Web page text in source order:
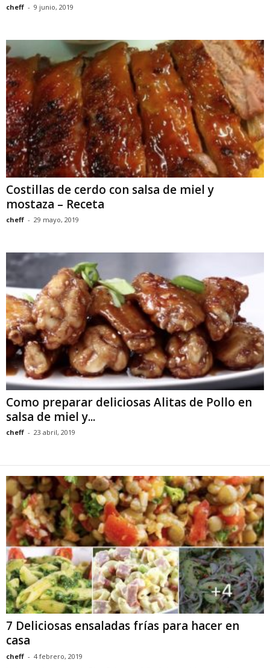
cheff - 9 junio, 2019
Costillas de cerdo con salsa de miel y
mostaza – Receta
cheff - 29 mayo, 2019
Como preparar deliciosas Alitas de Pollo en
salsa de miel y...
cheff - 23 abril, 2019
7 Deliciosas ensaladas frías para hacer en
casa
cheff - 4 febrero, 2019